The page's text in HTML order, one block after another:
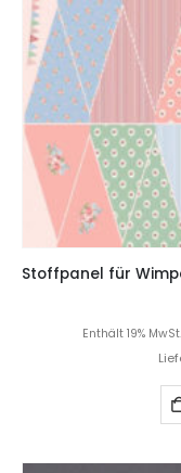
Enthält 19% MwSt.